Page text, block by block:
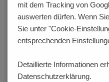
mit dem Tracking von
auswerten dürfen. Wenn
Sie unter "Cookie-
entsprechenden
Detaillierte Informationen
Datenschutzerklärung.